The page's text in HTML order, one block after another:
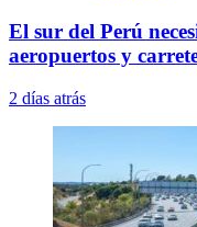
El sur del Perú
aeropuertos y
2 días atrás